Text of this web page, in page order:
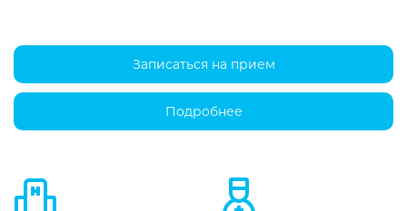
Записаться на прием
Подробнее